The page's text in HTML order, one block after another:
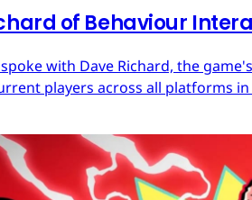
of Behaviour
with Dave Richard, the
players across all platforms